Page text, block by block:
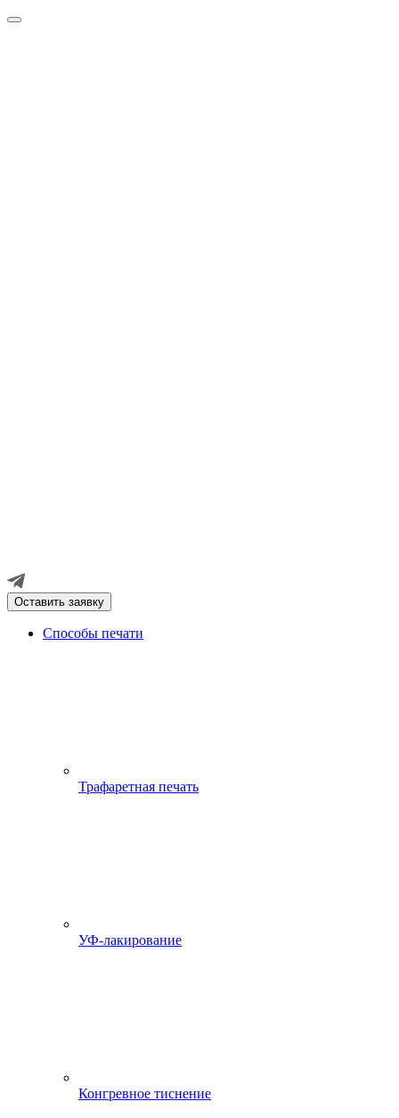
Оставить заявку
Способы печати
Трафаретная печать
УФ-лакирование
Конгревное тиснение